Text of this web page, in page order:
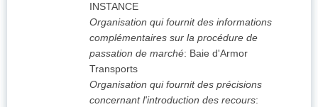
INSTANCE
Organisation qui fournit des informations
complémentaires sur la procédure de
passation de marché: Baie d'Armor
Transports
Organisation qui fournit des précisions
concernant l'introduction des recours: